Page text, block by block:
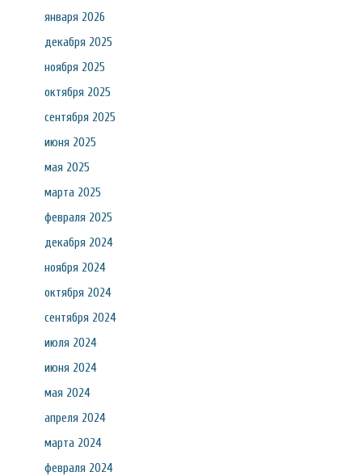
января 2026
декабря 2025
ноября 2025
октября 2025
сентября 2025
июня 2025
мая 2025
марта 2025
февраля 2025
декабря 2024
ноября 2024
октября 2024
сентября 2024
июля 2024
июня 2024
мая 2024
апреля 2024
марта 2024
февраля 2024